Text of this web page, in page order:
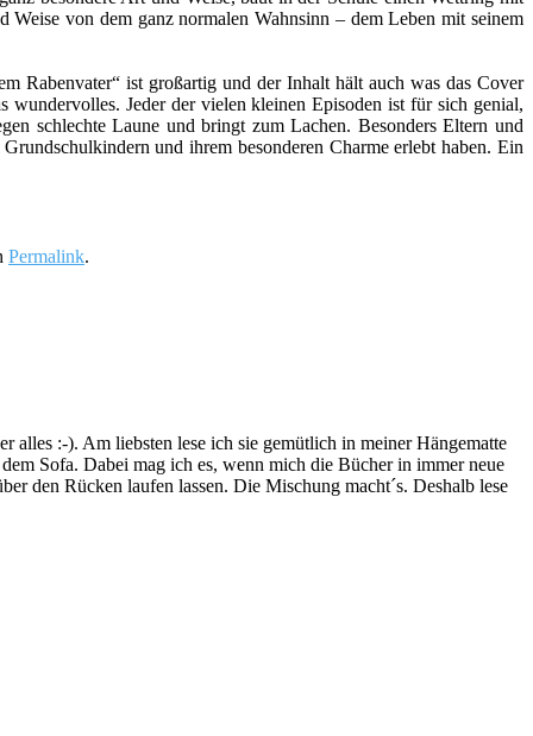
von dem ganz normalen Wahnsinn – dem Leben mit seinem
Rabenvater“ ist großartig und der Inhalt hält auch was das Cover
Jeder der vielen kleinen Episoden ist für sich genial,
schlechte Laune und bringt zum Lachen. Besonders Eltern und
und ihrem besonderen Charme erlebt haben. Ein
Permalink.
:-). Am liebsten lese ich sie gemütlich in meiner Hängematte
Sofa. Dabei mag ich es, wenn mich die Bücher in immer neue
den Rücken laufen lassen. Die Mischung macht´s. Deshalb lese